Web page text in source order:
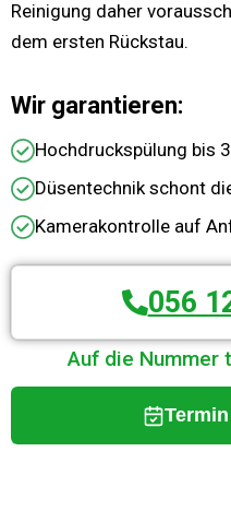
Reinigung daher
dem ersten Rückstau.
Wir garantieren:
Hochdruckspülung bis
Düsentechnik schont
Kamerakontrolle auf
056
Auf die Nummer